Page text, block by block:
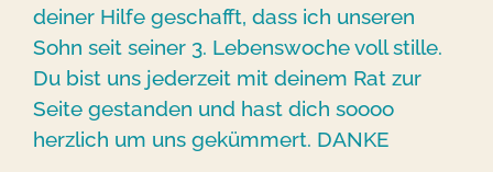
deiner Hilfe geschafft, dass ich unseren
Sohn seit seiner 3. Lebenswoche voll stille.
Du bist uns jederzeit mit deinem Rat zur
Seite gestanden und hast dich soooo
herzlich um uns gekümmert. DANKE